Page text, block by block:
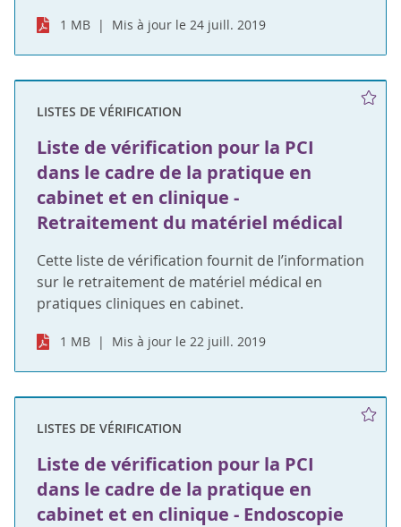
1 MB Mis à jour le 24 juill. 2019
LISTES DE VÉRIFICATION
Liste de vérification pour la PCI
dans le cadre de la pratique en
cabinet et en clinique -
Retraitement du matériel médical
Cette liste de vérification fournit de l’information
sur le retraitement de matériel médical en
pratiques cliniques en cabinet.
1 MB Mis à jour le 22 juill. 2019
LISTES DE VÉRIFICATION
Liste de vérification pour la PCI
dans le cadre de la pratique en
cabinet et en clinique - Endoscopie